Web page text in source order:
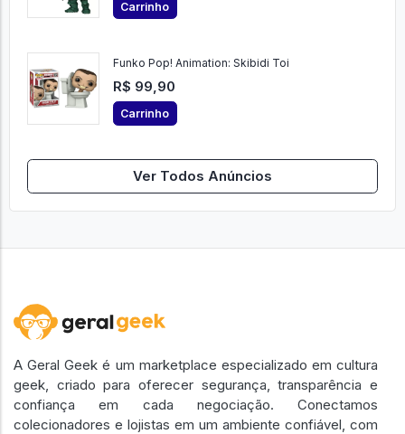
Carrinho
Funko Pop! Animation: Skibidi Toi
R$ 99,90
Carrinho
Ver Todos Anúncios
A Geral Geek é um marketplace especializado em cultura
geek, criado para oferecer segurança, transparência e
confiança em cada negociação. Conectamos
colecionadores e lojistas em um ambiente confiável, com